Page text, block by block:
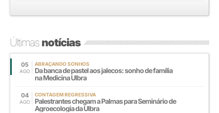
Últimasnotícias
05
AGO
ABRAÇANDO SONHOS
Da banca de pastel aos jalecos: sonho de família
na Medicina Ulbra
04
AGO
CONTAGEM REGRESSIVA
Palestrantes chegam a Palmas para Seminário de
Agroecologia da Ulbra